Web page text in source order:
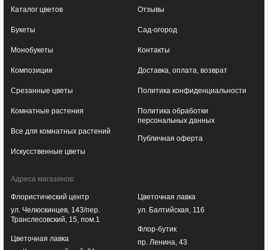
Каталог цветов
Букеты
Монобукеты
Композиции
Срезанные цветы
Комнатные растения
Все для комнатных растений
Искусственные цветы
Отзывы
Сад-огород
Контакты
Доставка, оплата, возврат
Политика конфиденциальности
Политика обработки
персональных данных
Публичная оферта
Адреса магазинов:
Флористический центр
ул. Челюскинцев, 143/пер.
Транслесовский, 15, пом.1
Цветочная лавка
Цветочная лавка
ул. Балтийская, 116
Флор-бутик
пр. Ленина, 43